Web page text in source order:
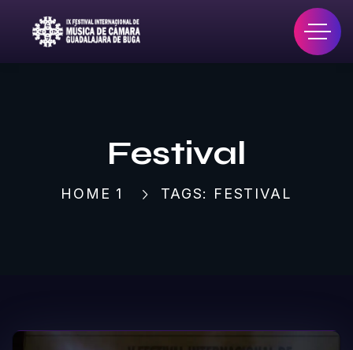
Festival
HOME 1 TAGS: FESTIVAL